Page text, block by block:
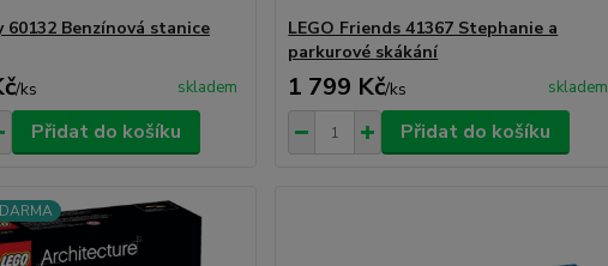
60132 Benzínová stanice
/ks skladem
Přidat do košíku
LEGO Friends 41367 Stephanie a
parkurové skákání
1 799 Kč/ks skladem
Přidat do košíku